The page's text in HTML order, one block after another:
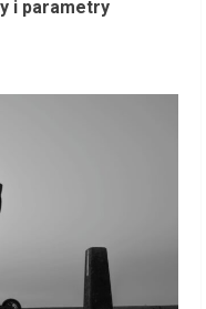
i parametry